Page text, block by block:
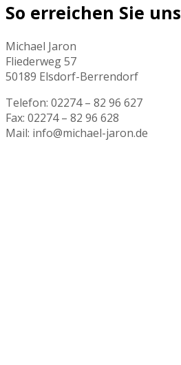
So erreichen Sie uns
Michael Jaron
Fliederweg 57
50189 Elsdorf-Berrendorf
Telefon: 02274 – 82 96 627
Fax: 02274 – 82 96 628
Mail: info@michael-jaron.de